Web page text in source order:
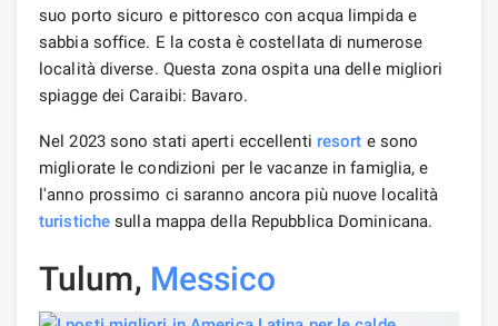
suo porto sicuro e pittoresco con acqua limpida e
sabbia soffice. E la costa è costellata di numerose
località diverse. Questa zona ospita una delle migliori
spiagge dei Caraibi: Bavaro.
Nel 2023 sono stati aperti eccellenti resort e sono
migliorate le condizioni per le vacanze in famiglia, e
l'anno prossimo ci saranno ancora più nuove località
turistiche sulla mappa della Repubblica Dominicana.
Tulum, Messico